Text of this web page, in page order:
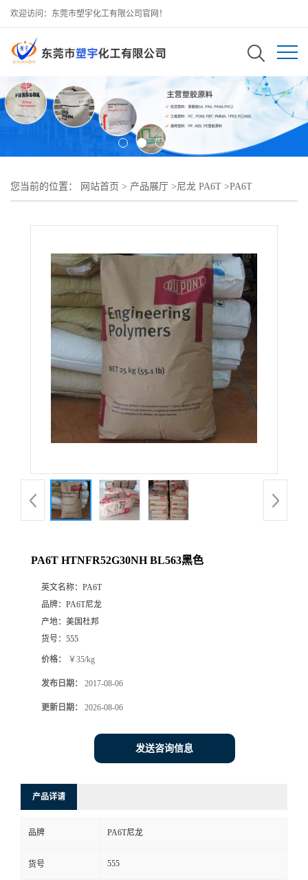
欢迎访问：东莞市塑宇化工有限公司官网！
您当前的位置： 网站首页 > 产品展厅 >尼龙 PA6T >PA6T
PA6T HTNFR52G30NH BL563黑色
英文名称： PA6T
品牌： PA6T尼龙
产地： 美国杜邦
货号： 555
价格： ￥35/kg
发布日期： 2017-08-06
更新日期： 2026-08-06
发送咨询信息
产品详请
品牌 PA6T尼龙
货号 555